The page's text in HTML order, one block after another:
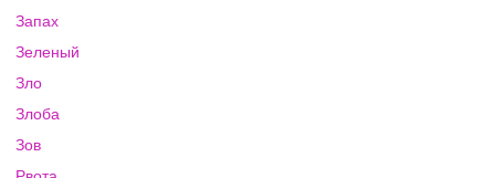
Запах
Зеленый
Зло
Злоба
Зов